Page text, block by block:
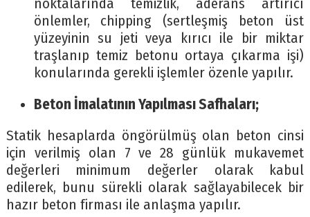
noktalarında temizlik, aderans artırıcı
önlemler, chipping (sertleşmiş beton üst
yüzeyinin su jeti veya kırıcı ile bir miktar
traşlanıp temiz betonu ortaya çıkarma işi)
konularında gerekli işlemler özenle yapılır.
Beton İmalatının Yapılması Safhaları;
Statik hesaplarda öngörülmüş olan beton cinsi
için verilmiş olan 7 ve 28 günlük mukavemet
değerleri minimum değerler olarak kabul
edilerek, bunu sürekli olarak sağlayabilecek bir
hazır beton firması ile anlaşma yapılır.